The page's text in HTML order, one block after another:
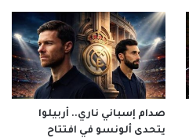
صدام إسباني ناري.. أربيلوا
يتحدى ألونسو في افتتاح